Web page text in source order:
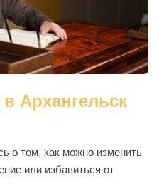
в Архангельск
о том, как можно изменить
или избавиться от